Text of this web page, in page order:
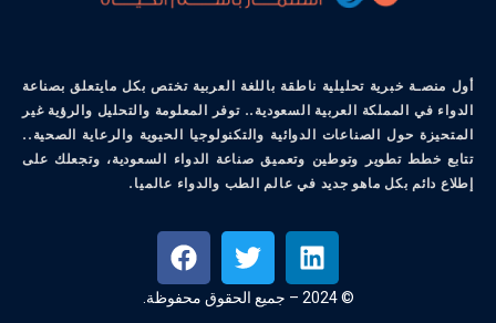
أول منصـة خبرية تحليلية ناطقة باللغة العربية تختص بكل مايتعلق بصناعة
الدواء في المملكة العربية السعودية.. توفر المعلومة والتحليل والرؤية غير
المتحيزة حول الصناعات الدوائية والتكنولوجيا الحيوية والرعاية الصحية..
تتابع خطط تطوير وتوطين وتعميق صناعة الدواء السعودية، وتجعلك على
إطلاع دائم بكل ماهو جديد في عالم الطب والدواء عالميا.
© 2024 – جميع الحقوق محفوظة.